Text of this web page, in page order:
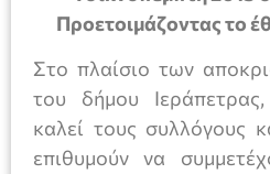
Προετοιμάζοντας το
Στο πλαίσιο των
του δήμου
καλεί τους συλλόγους
επιθυμούν να